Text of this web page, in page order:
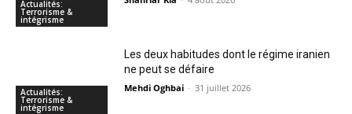
Actualités:
Terrorisme &
intégrisme
Actualités:
Terrorisme &
intégrisme
Les deux habitudes dont le régime iranien
ne peut se défaire
Mehdi Oghbai - 31 juillet 2026